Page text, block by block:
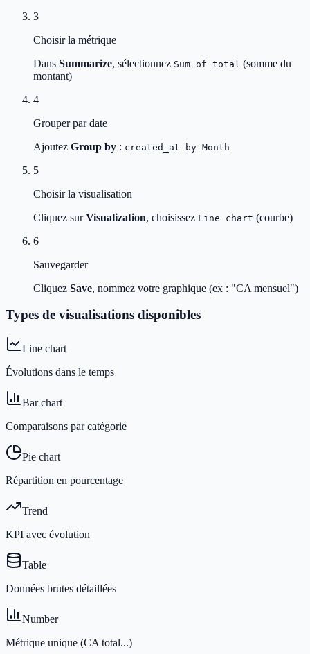
3
Choisir la métrique
Dans Summarize, sélectionnez Sum of total (somme du
montant)
4
Grouper par date
Ajoutez Group by : created_at by Month
5
Choisir la visualisation
Cliquez surVisualization, choisissez Line chart (courbe)
6
Sauvegarder
Cliquez Save, nommez votre graphique (ex : "CA mensuel")
Types de visualisations disponibles
Line chart
Évolutions dans le temps
Bar chart
Comparaisons par catégorie
Pie chart
Répartition en pourcentage
Trend
KPI avec évolution
Table
Données brutes détaillées
Number
Métrique unique (CA total...)